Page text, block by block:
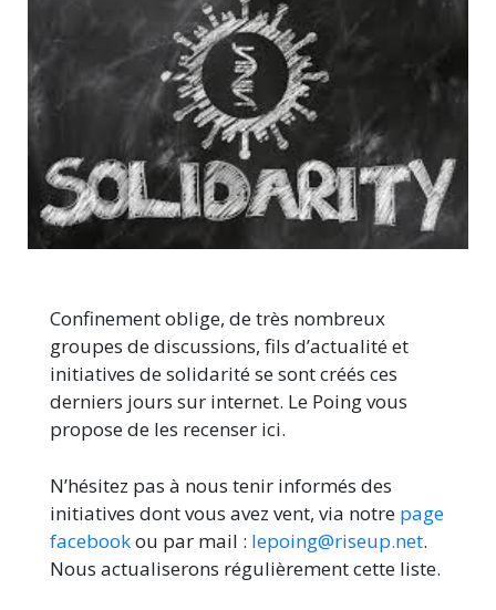
Confinement oblige, de très nombreux
groupes de discussions, fils d’actualité et
initiatives de solidarité se sont créés ces
derniers jours sur internet. Le Poing vous
propose de les recenser ici.
N’hésitez pas à nous tenir informés des
initiatives dont vous avez vent, via notre page
facebookou par mail : lepoing@riseup.net.
Nous actualiserons régulièrement cette liste.